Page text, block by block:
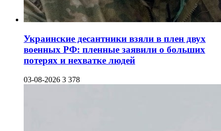
Украинские десантники взяли в плен двух
военных РФ: пленные заявили о больших
потерях и нехватке людей
03-08-2026 3 378